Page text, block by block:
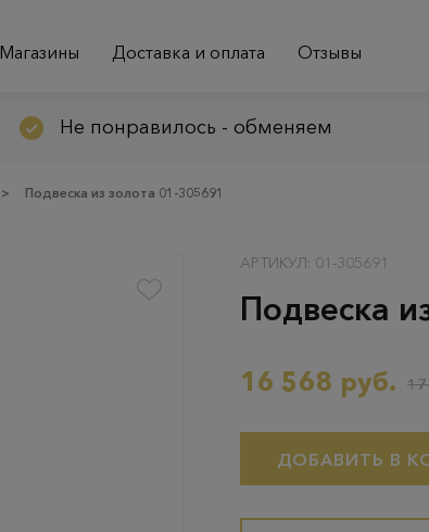
Магазины Доставка и оплата Отзывы
Не понравилось - обменяем
> Подвеска из золота 01-305691
АРТИКУЛ: 01-305691
Подвеска
16 568 руб.
ДОБАВИТЬ В